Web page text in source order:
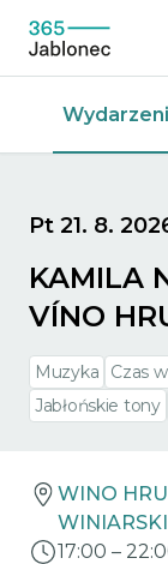
Pt 21. 8.
KAMILA
VÍNO
Muzyka Czas
Jabłońskie tony
WINO
WINIARSKI
17:00 –